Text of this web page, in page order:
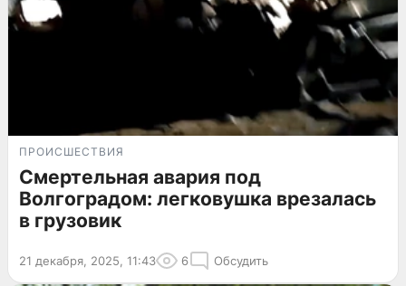
ПРОИСШЕСТВИЯ
Смертельная авария под
Волгоградом: легковушка врезалась
в грузовик
21 декабря, 2025, 11:43 6 Обсудить